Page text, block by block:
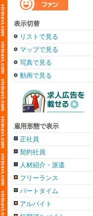
表示切替
リストで見る
マップで見る
写真で見る
動画で見る
雇用形態で表示
正社員
契約社員
人材紹介・派遣
フリーランス
パートタイム
アルバイト